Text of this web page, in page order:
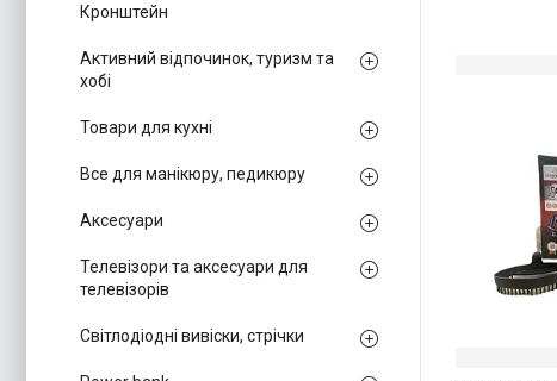
Кронштейн
Активний відпочинок, туризм та
хобі
Товари для кухні
Все для манікюру, педикюру
Аксесуари
Телевізори та аксесуари для
телевізорів
Світлодіодні вивіски, стрічки